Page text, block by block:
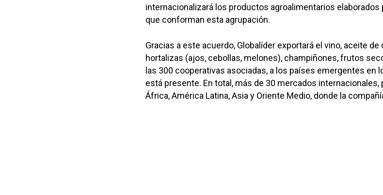
Presiona Intro para buscar o ESC para cerrar
internacionalizará los productos agroalimentarios elaborados
que conforman esta agrupación.
Gracias a este acuerdo, Globalíder exportará el vino, aceite de
hortalizas (ajos, cebollas, melones), champiñones, frutos
las 300 cooperativas asociadas, a los países emergentes en
está presente. En total, más de 30 mercados internacionales,
África, América Latina, Asia y Oriente Medio, donde la